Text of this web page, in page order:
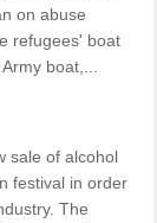
on abuse
refugees' boat
boat,...
sale of alcohol
festival in order
The